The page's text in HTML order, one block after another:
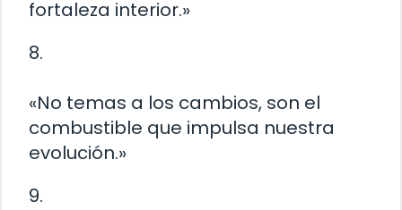
fortaleza interior.»
8.
«No temas a los cambios, son el
combustible que impulsa nuestra
evolución.»
9.